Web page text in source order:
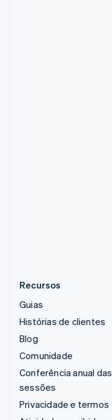
Recursos
Guias
Histórias de clientes
Blog
Comunidade
Conferência anual das
sessões
Privacidade e termos